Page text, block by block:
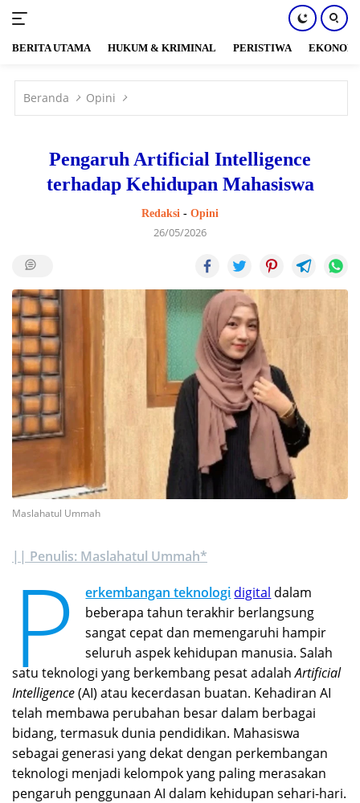
konten
BERITA UTAMA HUKUM & KRIMINAL PERISTIWA EKONOMI
Beranda Opini
Pengaruh Artificial Intelligence
terhadap Kehidupan Mahasiswa
Redaksi - Opini
26/05/2026
Maslahatul Ummah
|| Penulis: Maslahatul Ummah*
P erkembangan teknologi digital dalam
beberapa tahun terakhir berlangsung
sangat cepat dan memengaruhi hampir
seluruh aspek kehidupan manusia. Salah
satu teknologi yang berkembang pesat adalahArtificial
Intelligence(AI) atau kecerdasan buatan. Kehadiran AI
telah membawa perubahan besar dalam berbagai
bidang, termasuk dunia pendidikan. Mahasiswa
sebagai generasi yang dekat dengan perkembangan
teknologi menjadi kelompok yang paling merasakan
pengaruh penggunaan AI dalam kehidupan sehari-hari.